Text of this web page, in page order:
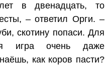
в двенадцать, то
– ответил Орги. –
скотину попаси. Для
игра очень даже
как коров пасти?